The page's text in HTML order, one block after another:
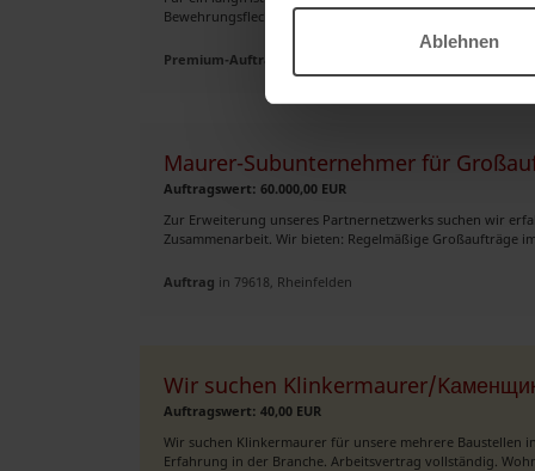
Ablehnen
Bewehrungsflechter Wir bieten: ✅ 21,00 € pro Stunde ✅
Premium-Auftrag
Maurer-Subunternehmer für
Auftragswert: 60.000,00 EUR
Zur Erweiterung unseres Partnernetzwerks suchen wir
Zusammenarbeit. Wir bieten: Regelmäßige Großaufträge
Auftrag in 79618, Rheinfelden
Wir suchen Klinkermaurer/
Auftragswert: 40,00 EUR
Wir suchen Klinkermaurer für unsere mehrere Baustellen
Erfahrung in der Branche. Arbeitsvertrag vollständig.